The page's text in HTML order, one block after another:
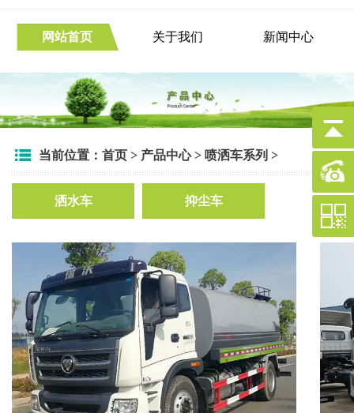
网站首页 关于我们 新闻中心
当前位置： 首页 > 产品中心> 喷洒车系列 >
洒水车 抑尘车